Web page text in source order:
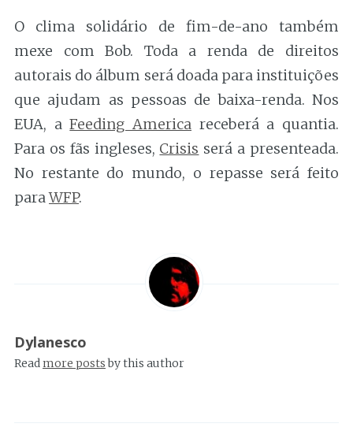
O clima solidário de fim-de-ano também
mexe com Bob. Toda a renda de direitos
autorais do álbum será doada para instituições
que ajudam as pessoas de baixa-renda. Nos
EUA, aFeeding America receberá a quantia.
Para os fãs ingleses, Crisis será a presenteada.
No restante do mundo, o repasse será feito
paraWFP.
Dylanesco
Readmore postsby this author